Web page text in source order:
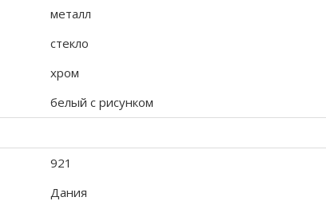
металл
стекло
хром
белый с рисунком
921
Дания